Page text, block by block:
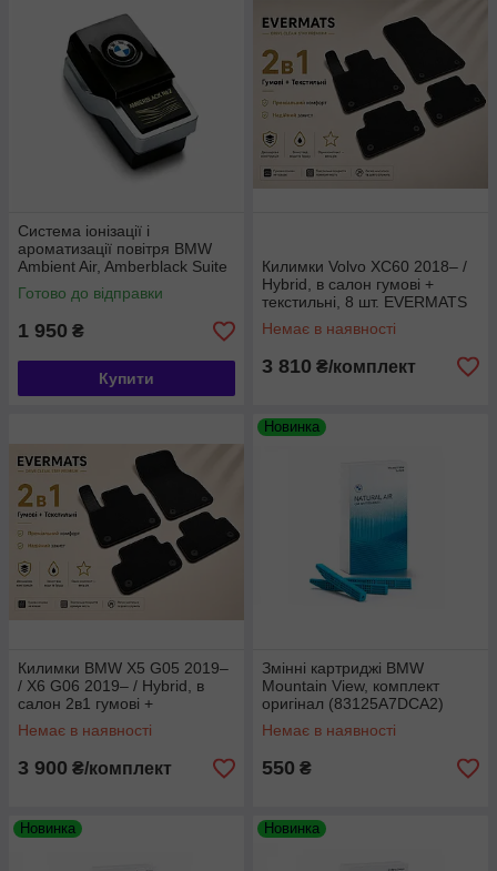
Система іонізації і
ароматизації повітря BMW
Ambient Air, Amberblack Suite
№2 (64112464928)
Готово до відправки
1 950 ₴
Купити
Килимки Volvo XC60 2018– /
Hybrid, в салон гумові +
текстильні, 8 шт. EVERMATS
Чехія (PT221745)
Немає в наявності
3 810 ₴/комплект
Килимки BMW X5 G05 2019–
/ X6 G06 2019– / Hybrid, в
салон 2в1 гумові +
текстильні, 8 шт. EVERMATS
Чехія (PT221885FL)
Немає в наявності
3 900 ₴/комплект
Новинка
Змінні картриджі BMW
Mountain View, комплект
оригінал (83125A7DCA2)
Немає в наявності
550 ₴
Новинка Новинка